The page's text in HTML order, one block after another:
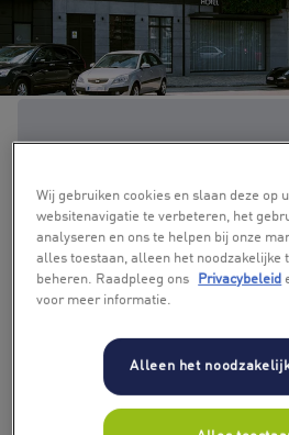
Wij gebruiken cookies en slaan deze op
websitenavigatie te verbeteren, het
analyseren en ons te helpen bij onze
alles toestaan, alleen het noodzakelijke
beheren. Raadpleeg ons
Privacybeleid
voor meer informatie.
Alleen het